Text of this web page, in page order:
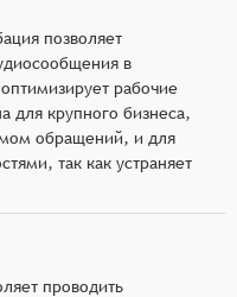
позволяет
в
рабочие
для крупного бизнеса,
обращений, и для
так как устраняет
проводить